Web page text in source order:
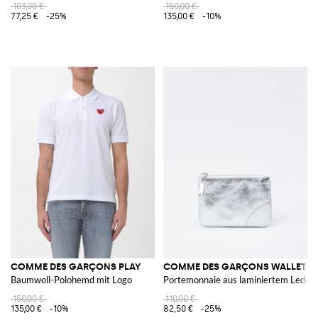
103,00 €
77,25 €
-25%
150,00 €
135,00 €
-10%
COMME DES GARÇONS PLAY
Baumwoll-Polohemd mit Logo
150,00 €
135,00 €
-10%
COMME DES GARÇONS WALLET
Portemonnaie aus laminiertem Leder
110,00 €
82,50 €
-25%